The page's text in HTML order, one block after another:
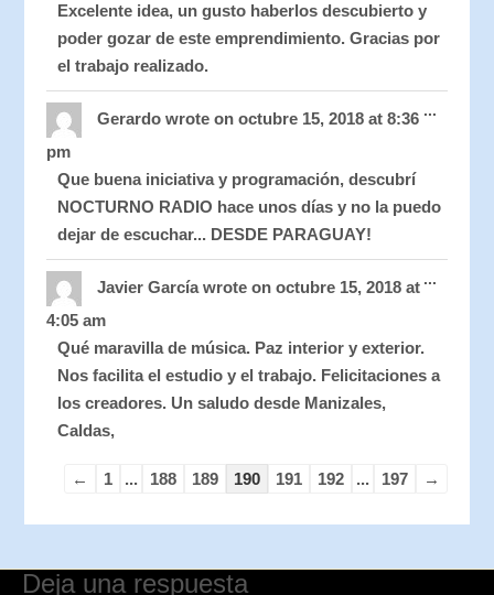
Excelente idea, un gusto haberlos descubierto y
poder gozar de este emprendimiento. Gracias por
el trabajo realizado.
Gerardowrote on octubre 15, 2018 at 8:36
pm
Que buena iniciativa y programación, descubrí
NOCTURNO RADIO hace unos días y no la puedo
dejar de escuchar... DESDE PARAGUAY!
...this
Javier Garcíawrote on octubre 15, 2018 at
4:05 am
Qué maravilla de música. Paz interior y exterior.
Nos facilita el estudio y el trabajo. Felicitaciones a
los creadores. Un saludo desde Manizales,
Caldas,
...this
← 1 ... 188 189 190 191 192 ... 197 →
Deja una respuesta